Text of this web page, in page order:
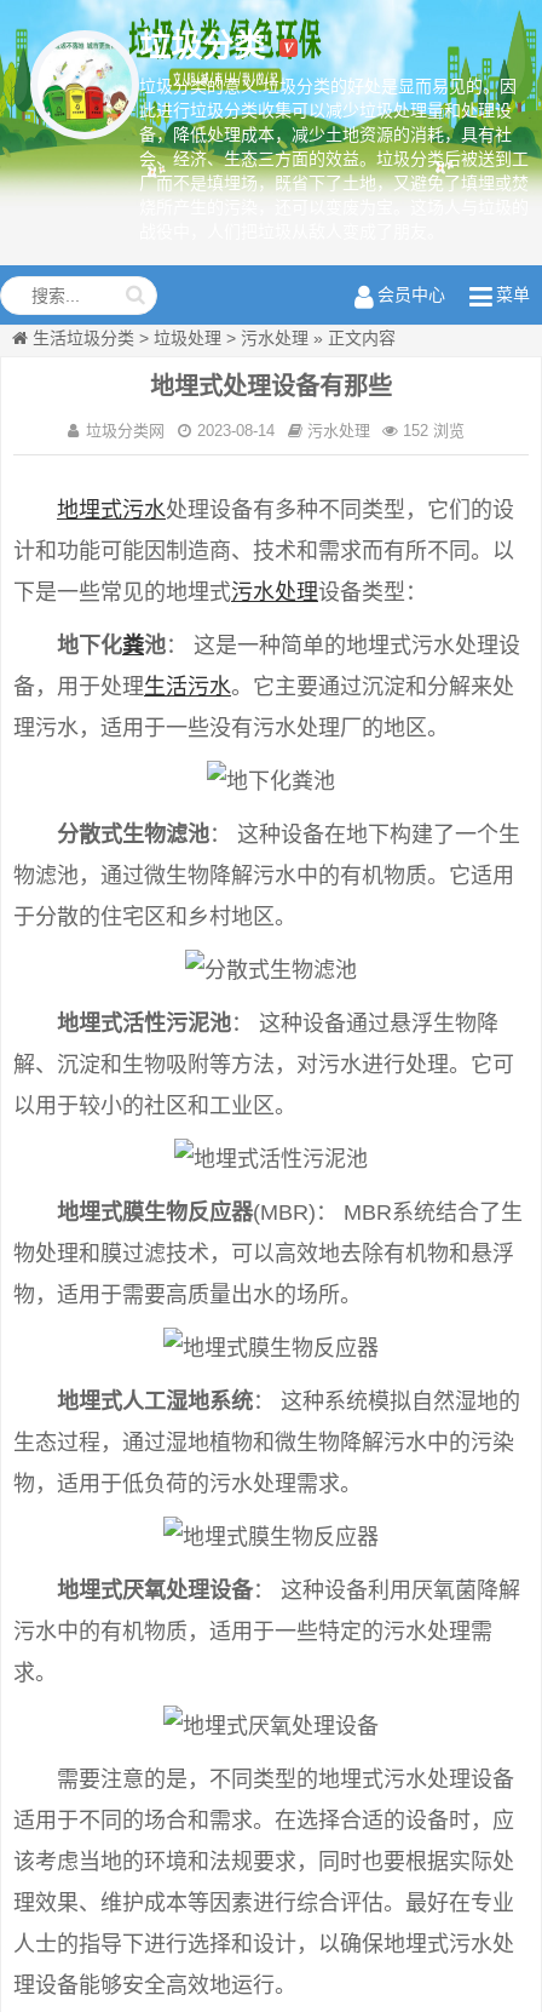
绿色环保从
我做起
垃圾分类
垃圾分类的意义:垃圾分类的好处是显而易见的。因
此进行垃圾分类收集可以减少垃圾处理量和处理设
备，降低处理成本，减少土地资源的消耗，具有社
会、经济、生态三方面的效益。垃圾分类后被送到工
厂而不是填埋场，既省下了土地，又避免了填埋或焚
菜单
会员中心
生活垃圾分类 > 垃圾处理 > 污水处理 » 正文内容
地埋式处理设备有那些
垃圾分类网 2023-08-14 污水处理 152 浏览
地埋式污水处理设备有多种不同类型，它们的设
计和功能可能因制造商、技术和需求而有所不同。以
下是一些常见的地埋式污水处理设备类型：
地下化粪池： 这是一种简单的地埋式污水处理设
备，用于处理生活污水。它主要通过沉淀和分解来处
理污水，适用于一些没有污水处理厂的地区。
分散式生物滤池： 这种设备在地下构建了一个生
物滤池，通过微生物降解污水中的有机物质。它适用
于分散的住宅区和乡村地区。
地埋式活性污泥池： 这种设备通过悬浮生物降
解、沉淀和生物吸附等方法，对污水进行处理。它可
以用于较小的社区和工业区。
地埋式膜生物反应器(MBR)： MBR系统结合了生
物处理和膜过滤技术，可以高效地去除有机物和悬浮
物，适用于需要高质量出水的场所。
地埋式人工湿地系统： 这种系统模拟自然湿地的
生态过程，通过湿地植物和微生物降解污水中的污染
物，适用于低负荷的污水处理需求。
地埋式厌氧处理设备： 这种设备利用厌氧菌降解
污水中的有机物质，适用于一些特定的污水处理需
求。
需要注意的是，不同类型的地埋式污水处理设备
适用于不同的场合和需求。在选择合适的设备时，应
该考虑当地的环境和法规要求，同时也要根据实际处
理效果、维护成本等因素进行综合评估。最好在专业
人士的指导下进行选择和设计，以确保地埋式污水处
理设备能够安全高效地运行。